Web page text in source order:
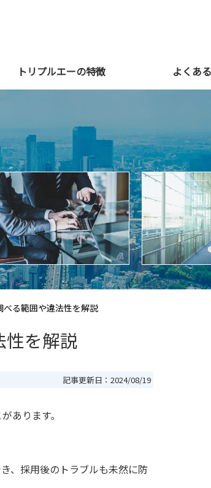
トリプルエーの特徴 よくあ
る範囲や違法性を解説
性を解説
記事更新日： 2024/08/19
あります。
、採用後のトラブルも未然に防